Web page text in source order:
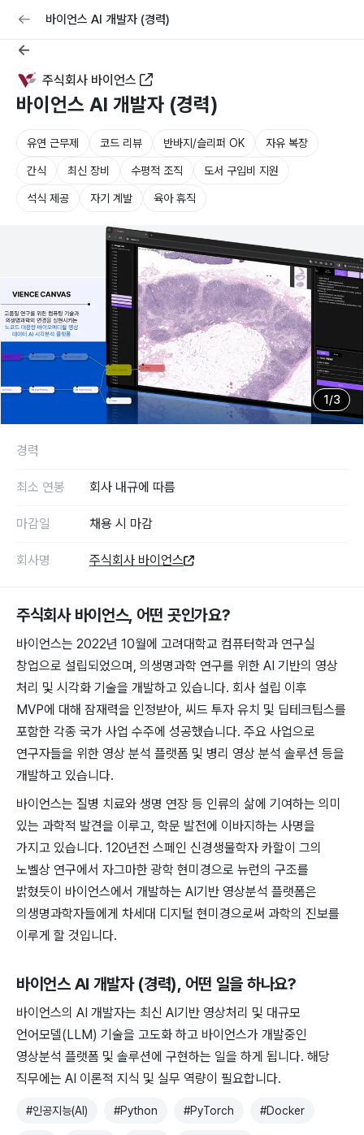
교육 커리어
바이언스 AI 개발자 (경력)
주식회사 바이언스
바이언스 AI 개발자 (경력)
유연 근무제 코드 리뷰 반바지/슬리퍼 OK 자유 복장
간식 최신 장비 수평적 조직 도서 구입비 지원
석식 제공 자기 계발 육아 휴직
1 /3
주식회사 바이언스, 어떤 곳인가요?
바이언스는 2022년 10월에 고려대학교 컴퓨터학과 연구실
창업으로 설립되었으며, 의생명과학 연구를 위한 AI 기반의 영상
처리 및 시각화 기술을 개발하고 있습니다. 회사 설립 이후
MVP에 대해 잠재력을 인정받아, 씨드 투자 유치 및 딥테크팁스를
포함한 각종 국가 사업 수주에 성공했습니다. 주요 사업으로
연구자들을 위한 영상 분석 플랫폼 및 병리 영상 분석 솔루션 등을
개발하고 있습니다.
바이언스는 질병 치료와 생명 연장 등 인류의 삶에 기여하는 의미
있는 과학적 발견을 이루고, 학문 발전에 이바지하는 사명을
가지고 있습니다. 120년전 스페인 신경생물학자 카할이 그의
노벨상 연구에서 자그마한 광학 현미경으로 뉴런의 구조를
밝혔듯이 바이언스에서 개발하는 AI기반 영상분석 플랫폼은
의생명과학자들에게 차세대 디지털 현미경으로써 과학의 진보를
이루게 할 것입니다.
바이언스 AI 개발자 (경력), 어떤 일을 하나요?
바이언스의 AI 개발자는 최신 AI기반 영상처리 및 대규모
언어모델(LLM) 기술을 고도화 하고 바이언스가 개발중인
영상분석 플랫폼 및 솔루션에 구현하는 일을 하게 됩니다. 해당
직무에는 AI 이론적 지식 및 실무 역량이 필요합니다.
#인공지능(AI) #Python #PyTorch #Docker
경력
최소 연봉 회사 내규에 따름
마감일 채용 시 마감
회사명 주식회사 바이언스